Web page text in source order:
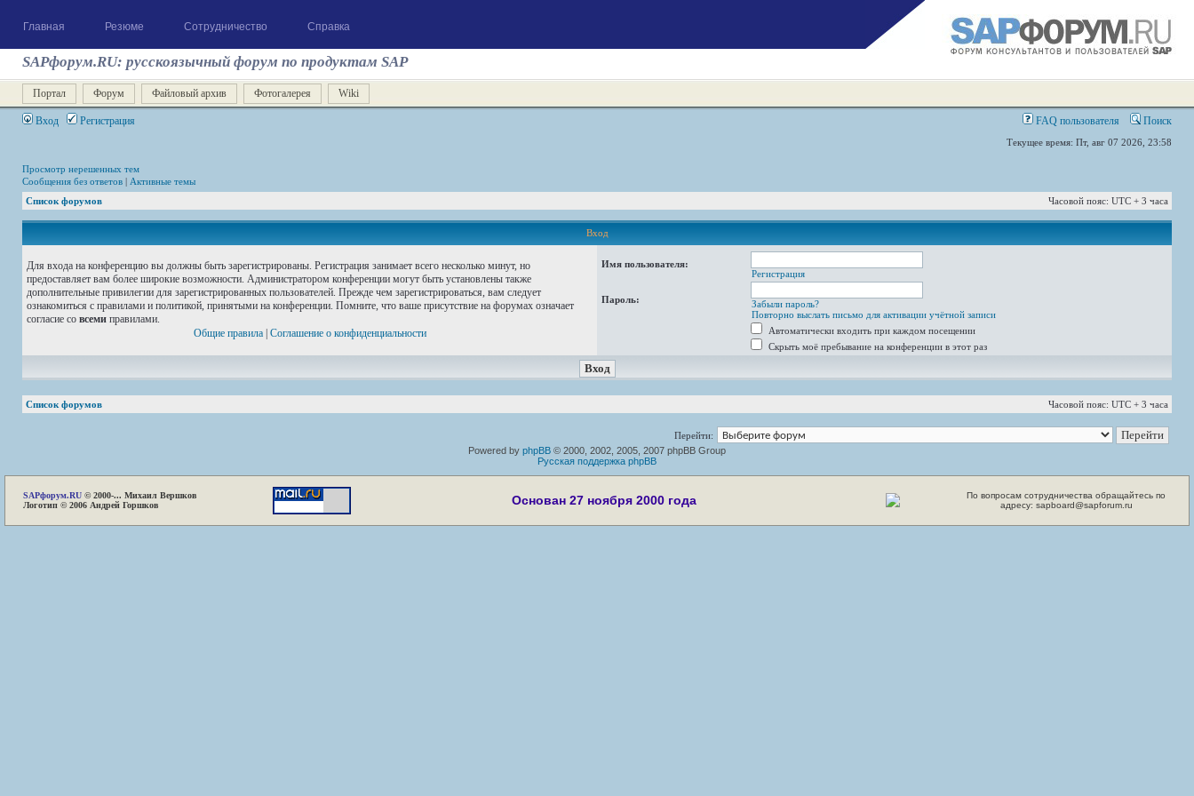
Главная Резюме Сотрудничество Справка
SAPфорум.RU: русскоязычный форум по продуктам SAP
Портал Форум Файловый архив Фотогалерея Wiki
Вход Регистрация FAQ пользователя Поиск
Текущее время: Пт, авг 07 2026, 23:58
Просмотр нерешенных тем
Сообщения без ответов | Активные темы
Список форумов
Часовой пояс: UTC + 3 часа
Вход
Для входа на конференцию вы должны быть зарегистрированы. Регистрация занимает всего несколько минут, но
предоставляет вам более широкие возможности. Администратором конференции могут быть установлены также
дополнительные привилегии для зарегистрированных пользователей. Прежде чем зарегистрироваться, вам следует
ознакомиться с правилами и политикой, принятыми на конференции. Помните, что ваше присутствие на форумах означает
согласие со всеми правилами.
Общие правила| Соглашение о конфиденциальности
Имя пользователя:
Регистрация
Пароль:
Забыли пароль?
Повторно выслать письмо для активации учётной записи
Автоматически входить при каждом посещении
Скрыть моё пребывание на конференции в этот раз
Список форумов Часовой пояс: UTC + 3 часа
Перейти:
Powered by phpBB © 2000, 2002, 2005, 2007 phpBB Group
Русская поддержка phpBB
SAPфорум.RU © 2000-... Михаил Вершков
Логотип © 2006 Андрей Горшков
Основан 27 ноября 2000 года
По вопросам сотрудничества обращайтесь по
адресу: sapboard@sapforum.ru